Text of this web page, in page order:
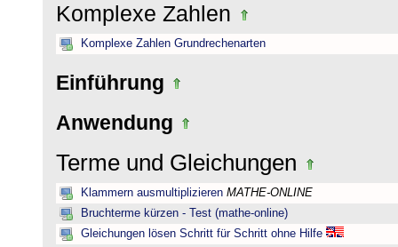
Komplexe Zahlen
Komplexe Zahlen Grundrechenarten
Einführung
Anwendung
Terme und Gleichungen
Klammern ausmultiplizieren MATHE-ONLINE
Bruchterme kürzen - Test (mathe-online)
Gleichungen lösen Schritt für Schritt ohne Hilfe